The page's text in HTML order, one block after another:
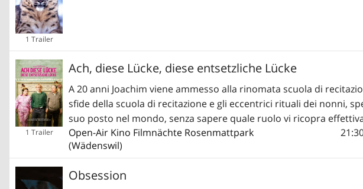
1 Trailer
1 Trailer
Ach, diese Lücke, diese entsetzliche Lücke
A 20 anni Joachim viene ammesso alla rinomata scuola di
sfide della scuola di recitazione e gli eccentrici rituali dei nonni,
suo posto nel mondo, senza sapere quale ruolo vi ricopra
Open-Air Kino Filmnächte Rosenmattpark
(Wädenswil)
Obsession